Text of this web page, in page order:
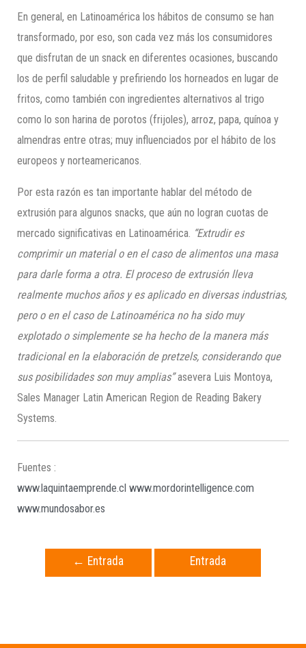
En general, en Latinoamérica los hábitos de consumo se han
transformado, por eso, son cada vez más los consumidores
que disfrutan de un snack en diferentes ocasiones, buscando
los de perfil saludable y prefiriendo los horneados en lugar de
fritos, como también con ingredientes alternativos al trigo
como lo son harina de porotos (frijoles), arroz, papa, quínoa y
almendras entre otras; muy influenciados por el hábito de los
europeos y norteamericanos.
Por esta razón es tan importante hablar del método de
extrusión para algunos snacks, que aún no logran cuotas de
mercado significativas en Latinoamérica. “Extrudir es
comprimir un material o en el caso de alimentos una masa
para darle forma a otra. El proceso de extrusión lleva
realmente muchos años y es aplicado en diversas industrias,
pero o en el caso de Latinoamérica no ha sido muy
explotado o simplemente se ha hecho de la manera más
tradicional en la elaboración de pretzels, considerando que
sus posibilidades son muy amplias”asevera Luis Montoya,
Sales Manager Latin American Region de Reading Bakery
Systems.
Fuentes :
www.laquintaemprende.cl www.mordorintelligence.com
www.mundosabor.es
← Entrada
Entrada